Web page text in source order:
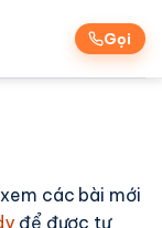
Gọi
các bài mới
để được tư